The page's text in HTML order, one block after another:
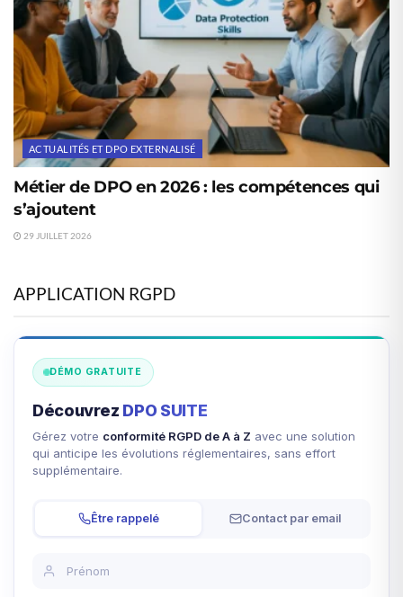
ACTUALITÉS ET DPO EXTERNALISÉ
Métier de DPO en 2026 : les compétences qui
s’ajoutent
29 JUILLET 2026
APPLICATION RGPD
DÉMO GRATUITE
Découvrez DPO SUITE
Gérez votre conformité RGPD de A à Z avec une solution
qui anticipe les évolutions réglementaires, sans effort
supplémentaire.
Être rappelé Contact par email